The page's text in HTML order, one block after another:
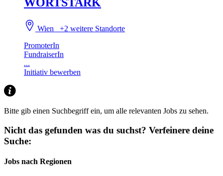
Wien+2 weitere Standorte
PromoterIn
FundraiserIn
...
Initiativ bewerben
Bitte gib einen Suchbegriff ein, um alle relevanten Jobs zu sehen.
Nicht das gefunden was du suchst? Verfeinere deine
Suche:
Jobs nach Regionen